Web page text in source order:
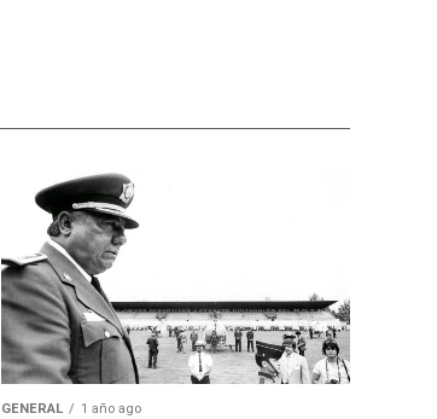
GENERAL 1 año ago